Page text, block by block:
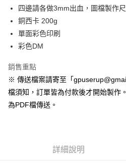
便利袋
每筆NT$150
無框畫
四邊請各做3mm出血，圖檔製作
銅西卡 200g
單面彩色印刷
彩色DM
銷售重點
※ 傳送檔案請寄至「
檔須知，訂單皆為付款後才開始製作
為PDF檔傳送。
詳細說明